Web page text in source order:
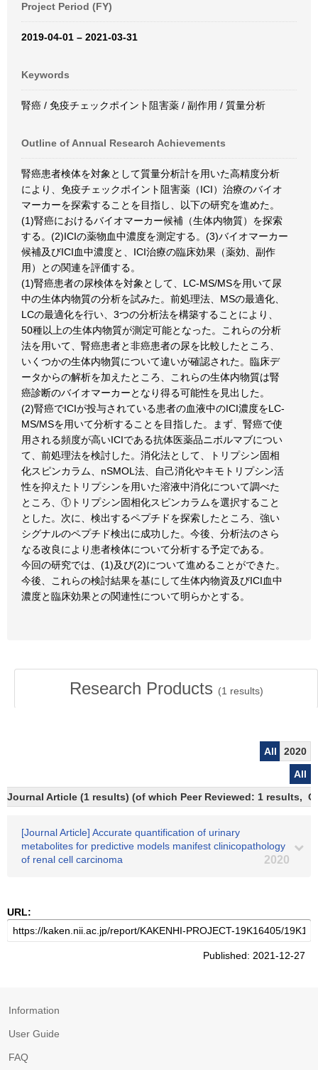
Project Period (FY)
2019-04-01 – 2021-03-31
Keywords
腎癌 / 免疫チェックポイント阻害薬 / 副作用 / 質量分析
Outline of Annual Research Achievements
腎癌患者検体を対象として質量分析計を用いた高精度分析
により、免疫チェックポイント阻害薬（ICI）治療のバイオ
マーカーを探索することを目指し、以下の研究を進めた。
(1)腎癌におけるバイオマーカー候補（生体内物質）を探索
する。(2)ICIの薬物血中濃度を測定する。(3)バイオマーカー
候補及びICI血中濃度と、ICI治療の臨床効果（薬効、副作
用）との関連を評価する。
(1)腎癌患者の尿検体を対象として、LC-MS/MSを用いて尿
中の生体内物質の分析を試みた。前処理法、MSの最適化、
LCの最適化を行い、3つの分析法を構築することにより、
50種以上の生体内物質が測定可能となった。これらの分析
法を用いて、腎癌患者と非癌患者の尿を比較したところ、
いくつかの生体内物質について違いが確認された。臨床デ
ータからの解析を加えたところ、これらの生体内物質は腎
癌診断のバイオマーカーとなり得る可能性を見出した。
(2)腎癌でICIが投与されている患者の血液中のICI濃度をLC-
MS/MSを用いて分析することを目指した。まず、腎癌で使
用される頻度が高いICIである抗体医薬品ニボルマブについ
て、前処理法を検討した。消化法として、トリプシン固相
化スピンカラム、nSMOL法、自己消化やキモトリプシン活
性を抑えたトリプシンを用いた溶液中消化について調べた
ところ、①トリプシン固相化スピンカラムを選択すること
とした。次に、検出するペプチドを探索したところ、強い
シグナルのペプチド検出に成功した。今後、分析法のさら
なる改良により患者検体について分析する予定である。
今回の研究では、(1)及び(2)について進めることができた。
今後、これらの検討結果を基にして生体内物資及びICI血中
濃度と臨床効果との関連性について明らかとする。
Research Products (1 results)
All
2020
All
Journal Article (1 results) (of which Peer Reviewed: 1 results,
[Journal Article] Accurate quantification of urinary
metabolites for predictive models manifest clinicopathology
of renal cell carcinoma
2020
URL:
Published: 2021-12-27
Information
User Guide
FAQ